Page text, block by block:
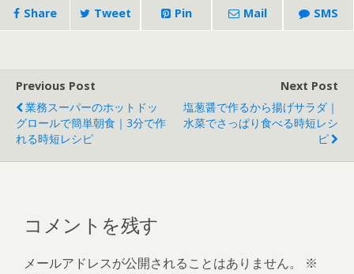
Share Tweet Pin Mail SMS
Previous Post
業務スーパーのホットドッ
グロールで簡単朝食｜3分で作
れる時短レシピ
Next Post
塩葱醤で作るから揚げサラダ｜
水菜でさっぱり食べる時短レシ
ピ
コメントを残す
メールアドレスが公開されることはありません。
※